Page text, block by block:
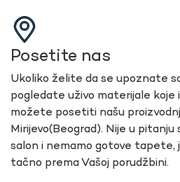
Posetite nas
Ukoliko želite da se upoznate
pogledate uživo materijale koje
možete posetiti našu
Mirijevo(Beograd). Nije u
salon i nemamo gotove tapete,
tačno prema Vašoj porudžbini.